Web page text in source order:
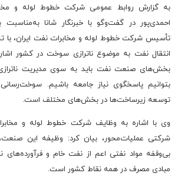
به گزارش روابط عمومی شرکت خطوط لوله و
احمدی‌پور در گفت‌وگو با خبرنگار شانا به‌مناسبت
تأسیس شرکت خطوط لوله و مخابرات نفت ایران، با
انتقال نفت به موضوع ناترازی سوخت در کشور
بخش‌های صنعت نفت باید به ‌سوی مدیریت
بتوانیم پاسخگوی نیاز جامعه باشیم. سوخت‌رسانی
توسعه زیرساخت‌ها در بخش‌های مختلف است.
وی با اشاره به وظایف شرکت خطوط لوله و
شرکتی عملیات‌محور، بیان کرد: وظیفه این صنعت،
بی‌وقفه مواد نفتی اعم از نفت خام و فرآورده‌های
مبادی مصرف در همه نقاط کشور است.